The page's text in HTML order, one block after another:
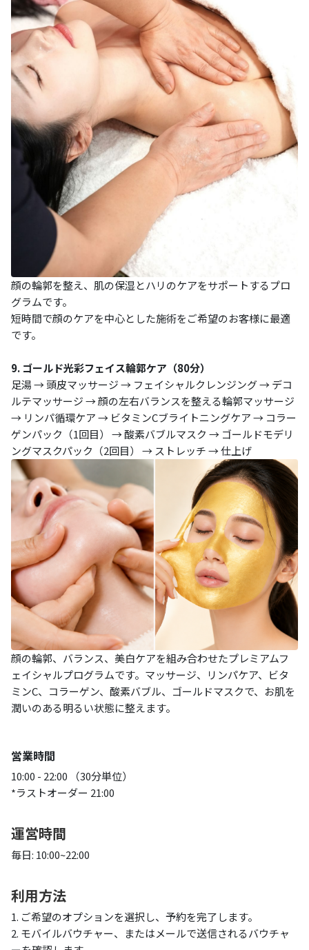
顔の輪郭を整え、肌の保湿とハリのケアをサポートするプロ
グラムです。
短時間で顔のケアを中心とした施術をご希望のお客様に最適
です。
9. ゴールド光彩フェイス輪郭ケア（80分）
足湯 → 頭皮マッサージ → フェイシャルクレンジング → デコ
ルテマッサージ → 顔の左右バランスを整える輪郭マッサージ
→ リンパ循環ケア → ビタミンCブライトニングケア → コラー
ゲンパック（1回目） → 酸素バブルマスク → ゴールドモデリ
ングマスクパック（2回目） → ストレッチ → 仕上げ
顔の輪郭、バランス、美白ケアを組み合わせたプレミアムフ
ェイシャルプログラムです。マッサージ、リンパケア、ビタ
ミンC、コラーゲン、酸素バブル、ゴールドマスクで、お肌を
潤いのある明るい状態に整えます。
営業時間
10:00 - 22:00 （30分単位）
*ラストオーダー 21:00
運営時間
毎日: 10:00~22:00
利用方法
1. ご希望のオプションを選択し、予約を完了します。
2. モバイルバウチャー、またはメールで送信されるバウチャ